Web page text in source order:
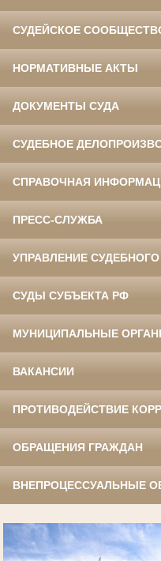
СУДЕЙСКОЕ
НОРМАТИВНЫЕ АКТЫ
ДОКУМЕНТЫ СУДА
СУДЕБНОЕ
СПРАВОЧНАЯ
ПРЕСС-СЛУЖБА
УПРАВЛЕНИЕ
СУДЫ СУБЪЕКТА РФ
МУНИЦИПАЛЬНЫЕ
ВАКАНСИИ
ПРОТИВОДЕЙСТВИЕ
ОБРАЩЕНИЯ ГРАЖДАН
ВНЕПРОЦЕССУАЛЬНЫЕ